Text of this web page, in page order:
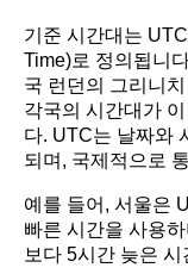
기준 시간대는
Time)로 정의됩니
국 런던의 그리니
각국의 시간대가
다. UTC는 날짜와
되며, 국제적으로
예를 들어, 서울은
빠른 시간을 사용
보다 5시간 늦은